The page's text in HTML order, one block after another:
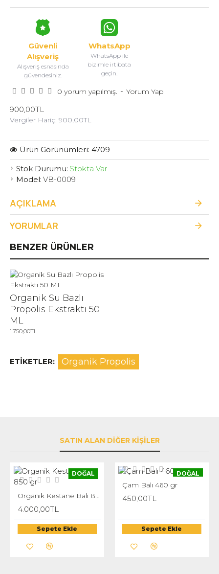
Güvenli
Alışveriş
Alışveriş esnasında
güvendesiniz.
WhatsApp
WhatsApp ile
bizimle irtibata
geçin.
Stok Durumu: Stokta Var
Model: VB-0009
Ürün Görünümleri: 4709
0 yorum yapılmış. - Yorum Yap
900,00TL
Vergiler Hariç: 900,00TL
BENZER ÜRÜNLER
Organik Su Bazlı
Propolis Ekstraktı 50
ML
1.750,00TL
AÇIKLAMA
YORUMLAR
ETIKETLER: Organik Propolis
SATIN ALAN DIĞER KIŞILER
DOĞAL
Organik Kestane Balı 850 gr
4.000,00TL
Sepete Ekle
DOĞAL
Çam Balı 460 gr
450,00TL
Sepete Ekle